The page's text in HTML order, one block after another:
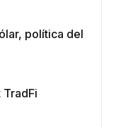
política del